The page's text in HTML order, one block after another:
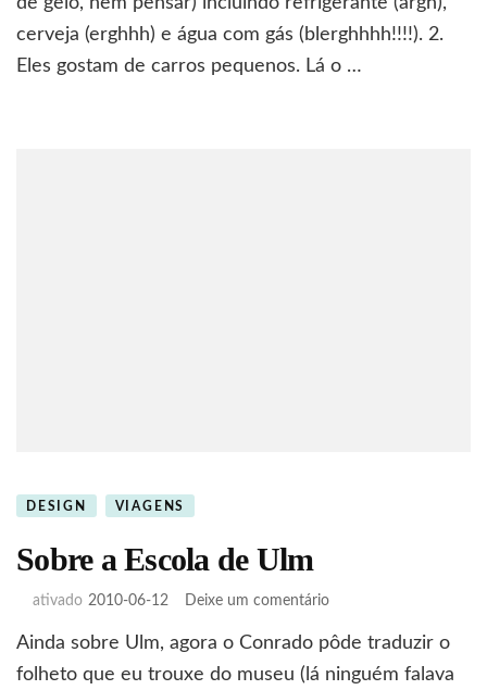
sobre
os
cerveja (erghhh) e água com gás (blerghhhh!!!!). 2.
Eles gostam de carros pequenos. Lá o …
DESIGN VIAGENS
Sobre a Escola de Ulm
ativado 2010-06-12 Deixe um comentárioem
a
Escola
Ainda sobre Ulm, agora o Conrado pôde traduzir o
folheto que eu trouxe do museu (lá ninguém falava